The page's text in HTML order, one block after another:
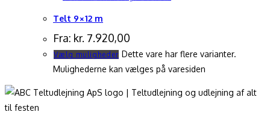
Telt 9×12 m
Fra: kr. 7.920,00
Vælg muligheder Dette vare har flere varianter.
Mulighederne kan vælges på varesiden